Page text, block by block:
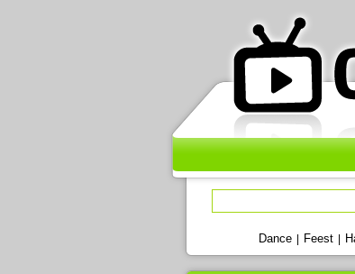
Dance Feest